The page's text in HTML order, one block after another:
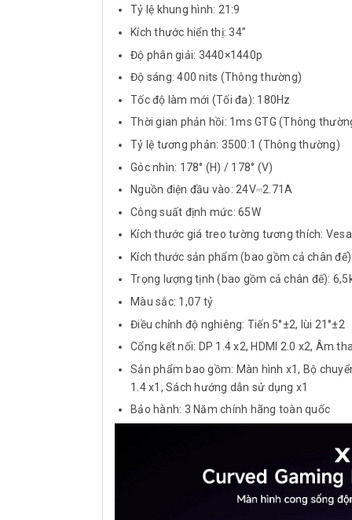
Tỷ lệ khung hình: 21:9
Kích thước hiển thị: 34”
Độ phân giải: 3440×1440p
Độ sáng: 400 nits (Thông thường)
Tốc độ làm mới (Tối đa): 180Hz
Thời gian phản hồi: 1ms GTG (Thông
Tỷ lệ tương phản: 3500:1 (Thông thường)
Góc nhìn: 178° (H) / 178° (V)
Nguồn điện đầu vào: 24V⎓2.71A
Công suất định mức: 65W
Kích thước giá treo tường tương thích:
Kích thước sản phẩm (bao gồm cả chân
Trọng lượng tịnh (bao gồm cả chân đế):
Màu sắc: 1,07 tỷ
Điều chỉnh độ nghiêng: Tiến 5°±2, lùi 21°±2
Cổng kết nối: DP 1.4 x2, HDMI 2.0 x2, Âm
Sản phẩm bao gồm: Màn hình x1, Bộ
1.4 x1, Sách hướng dẫn sử dụng x1
Bảo hành: 3 Năm chính hãng toàn quốc